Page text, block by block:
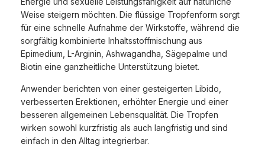
Weise steigern möchten. Die flüssige Tropfenform sorgt
für eine schnelle Aufnahme der Wirkstoffe, während die
sorgfältig kombinierte Inhaltsstoffmischung aus
Epimedium, L-Arginin, Ashwagandha, Sägepalme und
Biotin eine ganzheitliche Unterstützung bietet.
Anwender berichten von einer gesteigerten Libido,
verbesserten Erektionen, erhöhter Energie und einer
besseren allgemeinen Lebensqualität. Die Tropfen
wirken sowohl kurzfristig als auch langfristig und sind
einfach in den Alltag integrierbar.